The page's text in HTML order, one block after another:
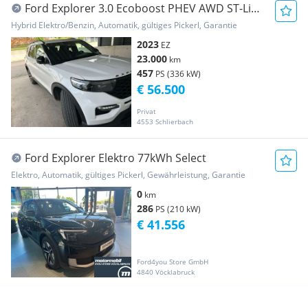
Ford Explorer 3.0 Ecoboost PHEV AWD ST-Line
Automatik
Hybrid Elektro/Benzin, Automatik, gültiges Pickerl, Garantie
2023 EZ
23.000 km
457 PS (336 kW)
Privat
4553 Schlierbach
€ 56.500
Ford Explorer Elektro 77kWh Select
Elektro, Automatik, gültiges Pickerl, Gewährleistung, Garantie
0 km
286 PS (210 kW)
Ford4you Store GmbH
4840 Vöcklabruck
€ 41.556